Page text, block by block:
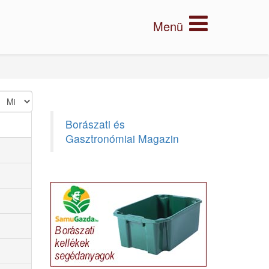
Borászati és
Gasztronómiai Magazin